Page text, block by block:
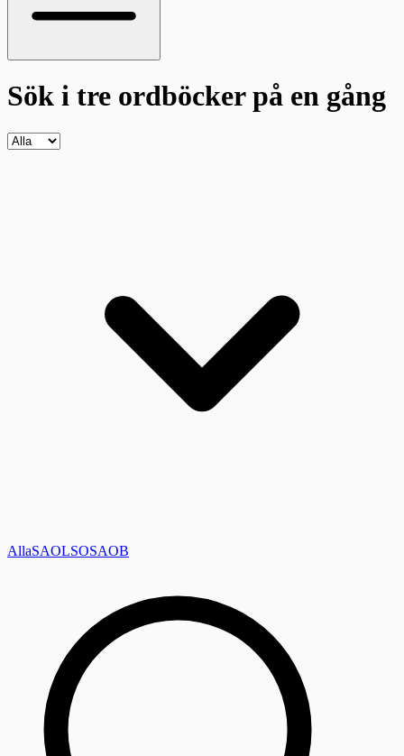
Sök i tre ordböckerpå en gång
AllaSAOLSOSAOB